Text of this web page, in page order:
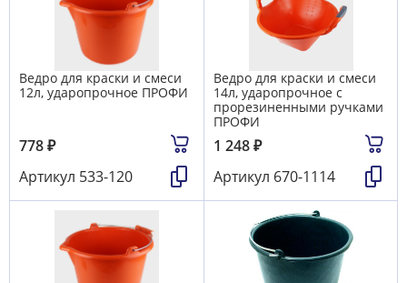
Ведро для краски и смеси
12л, ударопрочное ПРОФИ
778₽
Артикул 533-120
Ведро для краски и смеси
14л, ударопрочное с
прорезиненными ручками
ПРОФИ
1 248₽
Артикул 670-1114